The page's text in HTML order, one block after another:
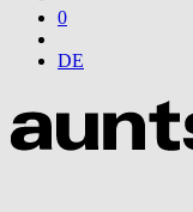
0
DE